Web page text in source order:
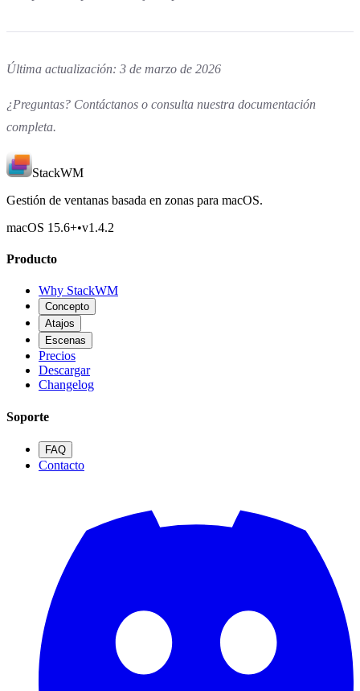
Última actualización: 3 de marzo de 2026
¿Preguntas? Contáctanos o consulta nuestra documentación
completa.
StackWM
Gestión de ventanas basada en zonas para macOS.
macOS 15.6+•v1.4.2
Producto
Why StackWM
Concepto
Atajos
Escenas
Precios
Descargar
Changelog
Soporte
FAQ
Contacto